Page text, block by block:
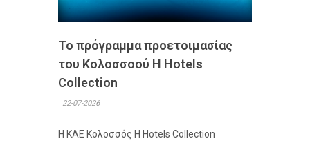
Το πρόγραμμα προετοιμασίας
του Κολοσσoού H Hotels
Collection
22-07-2026
Η ΚΑΕ Κολοσσός H Hotels Collection